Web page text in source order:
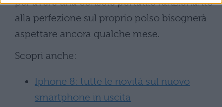
alla perfezione sul proprio polso bisognerà
aspettare ancora qualche mese.
Scopri anche:
Iphone 8: tutte le novità sul nuovo
smartphone in uscita